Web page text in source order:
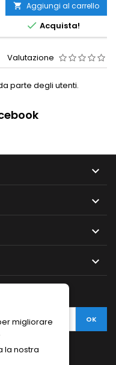
 Aggiungi al carrello
 Acquista!
Valutazione
parte degli utenti.




migliorare
la nostra